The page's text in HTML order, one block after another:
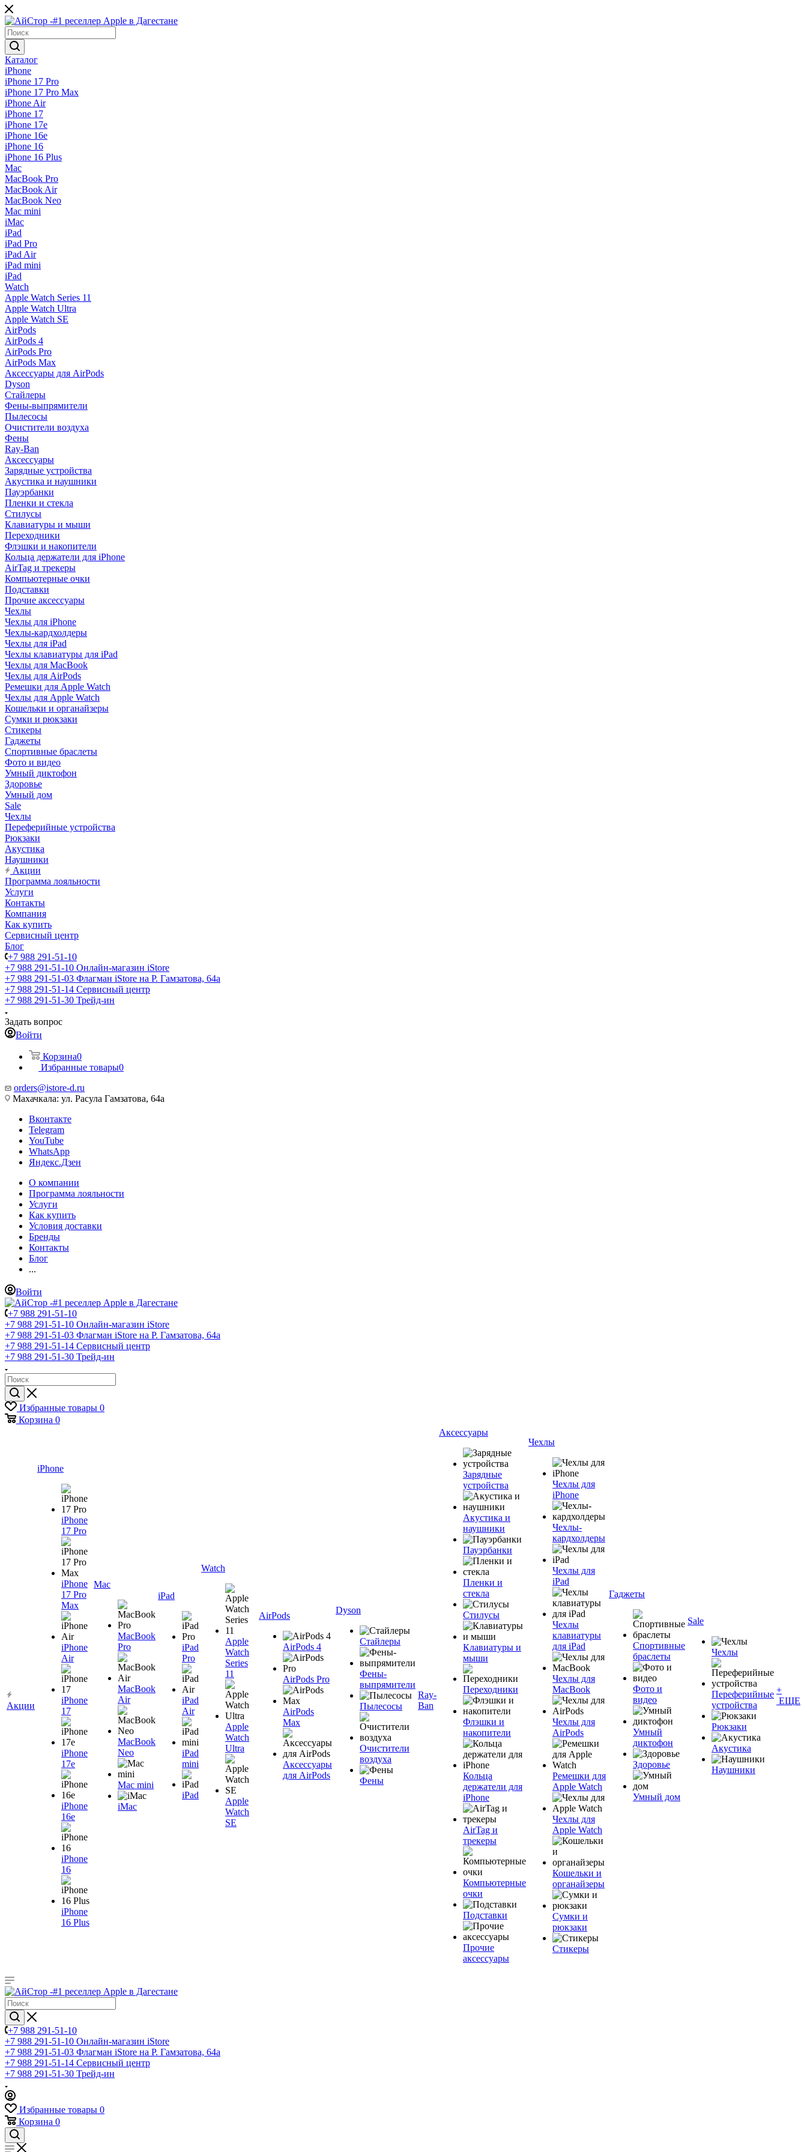
Каталог
iPhone
iPhone 17 Pro
iPhone 17 Pro Max
iPhone Air
iPhone 17
iPhone 17e
iPhone 16e
iPhone 16
iPhone 16 Plus
Mac
MacBook Pro
MacBook Air
MacBook Neo
Mac mini
iMac
iPad
iPad Pro
iPad Air
iPad mini
iPad
Watch
Apple Watch Series 11
Apple Watch Ultra
Apple Watch SE
AirPods
AirPods 4
AirPods Pro
AirPods Max
Аксессуары для AirPods
Dyson
Стайлеры
Фены-выпрямители
Пылесосы
Очистители воздуха
Фены
Ray-Ban
Аксессуары
Зарядные устройства
Акустика и наушники
Пауэрбанки
Пленки и стекла
Стилусы
Клавиатуры и мыши
Переходники
Флэшки и накопители
Кольца держатели для iPhone
AirTag и трекеры
Компьютерные очки
Подставки
Прочие аксессуары
Чехлы
Чехлы для iPhone
Чехлы-кардхолдеры
Чехлы для iPad
Чехлы клавиатуры для iPad
Чехлы для MacBook
Чехлы для AirPods
Ремешки для Apple Watch
Чехлы для Apple Watch
Кошельки и органайзеры
Сумки и рюкзаки
Стикеры
Гаджеты
Спортивные браслеты
Фото и видео
Умный диктофон
Здоровье
Умный дом
Sale
Чехлы
Переферийные устройства
Рюкзаки
Акустика
Наушники
Акции
Программа лояльности
Услуги
Контакты
Компания
Как купить
Сервисный центр
Блог
+7 988 291-51-10
+7 988 291-51-10 Онлайн-магазин iStore
+7 988 291-51-03 Флагман iStore на Р. Гамзатова, 64а
+7 988 291-51-14 Сервисный центр
+7 988 291-51-30 Трейд-ин
Задать вопрос
Войти
Корзина0
Избранные товары0
orders@istore-d.ru
Махачкала: ул. Расула Гамзатова, 64а
Вконтакте
Telegram
YouTube
WhatsApp
Яндекс.Дзен
О компании
Программа лояльности
Услуги
Как купить
Условия доставки
Бренды
Контакты
Блог
...
Войти
+7 988 291-51-10
+7 988 291-51-10 Онлайн-магазин iStore
+7 988 291-51-03 Флагман iStore на Р. Гамзатова, 64а
+7 988 291-51-14 Сервисный центр
+7 988 291-51-30 Трейд-ин
Избранные товары 0
Корзина 0
Акции
iPhone
iPhone
17 Pro
iPhone
17 Pro
Max
iPhone
Air
iPhone
17
iPhone
17e
iPhone
16e
iPhone
16
iPhone
16 Plus
Mac
MacBook
Pro
MacBook
Air
MacBook
Neo
Mac mini
iMac
iPad
iPad
Pro
iPad
Air
iPad
mini
iPad
Watch
Apple
Watch
Series
11
Apple
Watch
Ultra
Apple
Watch
SE
AirPods
AirPods 4
AirPods Pro
AirPods
Max
Аксессуары
для AirPods
Dyson
Стайлеры
Фены-
выпрямители
Пылесосы
Очистители
воздуха
Фены
Ray-
Ban
Аксессуары
Зарядные
устройства
Акустика и
наушники
Пауэрбанки
Пленки и
стекла
Стилусы
Клавиатуры и
мыши
Переходники
Флэшки и
накопители
Кольца
держатели для
iPhone
AirTag и
трекеры
Компьютерные
очки
Подставки
Прочие
аксессуары
Чехлы
Чехлы для
iPhone
Чехлы-
кардхолдеры
Чехлы для
iPad
Чехлы
клавиатуры
для iPad
Чехлы для
MacBook
Чехлы для
AirPods
Ремешки для
Apple Watch
Чехлы для
Apple Watch
Кошельки и
органайзеры
Сумки и
рюкзаки
Стикеры
Гаджеты
Спортивные
браслеты
Фото и
видео
Умный
диктофон
Здоровье
Умный дом
Sale
Чехлы
Переферийные
устройства
Рюкзаки
Акустика
Наушники
+
ЕЩЕ
+7 988 291-51-10
+7 988 291-51-10 Онлайн-магазин iStore
+7 988 291-51-03 Флагман iStore на Р. Гамзатова, 64а
+7 988 291-51-14 Сервисный центр
+7 988 291-51-30 Трейд-ин
Избранные товары 0
Корзина 0